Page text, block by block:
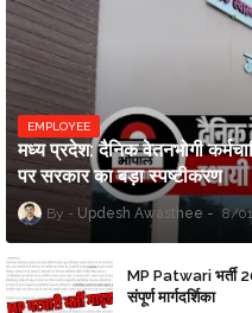
EMPLOYEE
मध्य प्रदेश: दैनिक वेतनभोगी
पर सरकार का बड़ा स्पष्टीकरण
Updesh Awasthee 8/
MP Patwari भर्ती
संपूर्ण मार्गदर्शिका